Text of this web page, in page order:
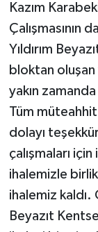
Kazım
Çalışmasının
Yıldırım
bloktan oluşan
yakın
Tüm müteahhit
dolayı
çalışmaları
ihalemizle
ihalemiz kaldı.
Beyazıt